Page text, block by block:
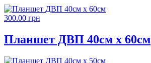
300.00 грн
Планшет ДВП 40см х 60см